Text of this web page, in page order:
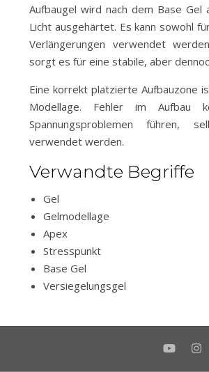
Aufbaugel wird nach dem Base
Licht ausgehärtet. Es kann sowohl
Verlängerungen verwendet
sorgt es für eine stabile, aber
Eine korrekt platzierte Aufbauzone
Modellage. Fehler im Aufbau
Spannungsproblemen führen,
verwendet werden.
Verwandte Begriffe
Gel
Gelmodellage
Apex
Stresspunkt
Base Gel
Versiegelungsgel